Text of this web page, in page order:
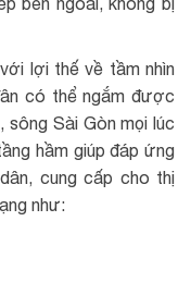
lợi thế về tầm nhìn
có thể ngắm được
sông Sài Gòn mọi lúc
hầm giúp đáp ứng
cung cấp cho thị
như: